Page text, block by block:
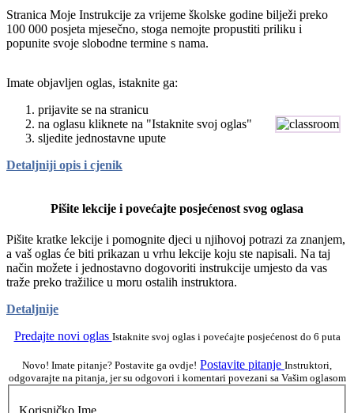
Stranica Moje Instrukcije za vrijeme školske godine bilježi preko
100 000 posjeta mjesečno, stoga nemojte propustiti priliku i
popunite svoje slobodne termine s nama.
Imate objavljen oglas, istaknite ga:
prijavite se na stranicu
na oglasu kliknete na "Istaknite svoj oglas"
sljedite jednostavne upute
Detaljniji opis i cjenik
Pišite lekcije i povećajte posjećenost svog oglasa
Pišite kratke lekcije i pomognite djeci u njihovoj potrazi za znanjem,
a vaš oglas će biti prikazan u vrhu lekcije koju ste napisali. Na taj
način možete i jednostavno dogovoriti instrukcije umjesto da vas
traže preko tražilice u moru ostalih instruktora.
Detaljnije
Predajte novi oglas Istaknite svoj oglas i povećajte posjećenost do 6 puta
Novo! Imate pitanje? Postavite ga ovdje! Postavite pitanje Instruktori,
odgovarajte na pitanja, jer su odgovori i komentari povezani sa Vašim oglasom
Korisničko Ime